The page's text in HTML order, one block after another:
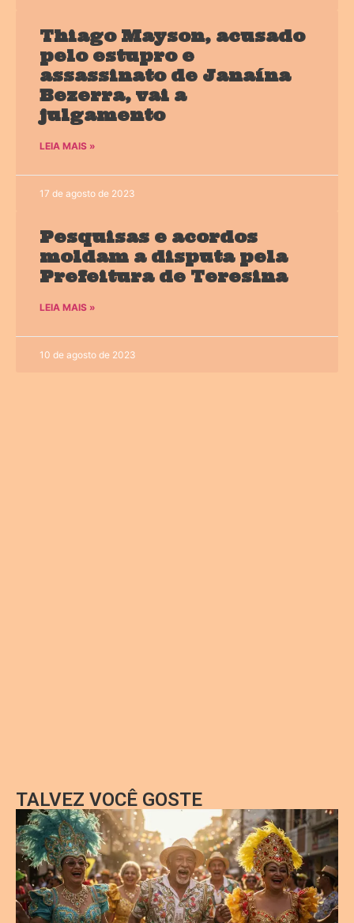
Thiago Mayson, acusado
pelo estupro e
assassinato de Janaína
Bezerra, vai a
julgamento
LEIA MAIS »
17 de agosto de 2023
Pesquisas e acordos
moldam a disputa pela
Prefeitura de Teresina
LEIA MAIS »
10 de agosto de 2023
TALVEZ VOCÊ GOSTE